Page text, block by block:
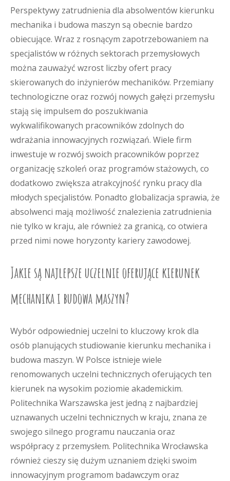
Perspektywy zatrudnienia dla absolwentów kierunku
mechanika i budowa maszyn są obecnie bardzo
obiecujące. Wraz z rosnącym zapotrzebowaniem na
specjalistów w różnych sektorach przemysłowych
można zauważyć wzrost liczby ofert pracy
skierowanych do inżynierów mechaników. Przemiany
technologiczne oraz rozwój nowych gałęzi przemysłu
stają się impulsem do poszukiwania
wykwalifikowanych pracowników zdolnych do
wdrażania innowacyjnych rozwiązań. Wiele firm
inwestuje w rozwój swoich pracowników poprzez
organizację szkoleń oraz programów stażowych, co
dodatkowo zwiększa atrakcyjność rynku pracy dla
młodych specjalistów. Ponadto globalizacja sprawia, że
absolwenci mają możliwość znalezienia zatrudnienia
nie tylko w kraju, ale również za granicą, co otwiera
przed nimi nowe horyzonty kariery zawodowej.
Jakie są najlepsze uczelnie oferujące kierunek
mechanika i budowa maszyn?
Wybór odpowiedniej uczelni to kluczowy krok dla
osób planujących studiowanie kierunku mechanika i
budowa maszyn. W Polsce istnieje wiele
renomowanych uczelni technicznych oferujących ten
kierunek na wysokim poziomie akademickim.
Politechnika Warszawska jest jedną z najbardziej
uznawanych uczelni technicznych w kraju, znana ze
swojego silnego programu nauczania oraz
współpracy z przemysłem. Politechnika Wrocławska
również cieszy się dużym uznaniem dzięki swoim
innowacyjnym programom badawczym oraz